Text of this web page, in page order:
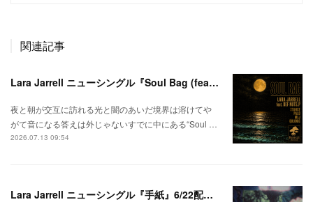
関連記事
Lara Jarrell ニューシングル『Soul Bag (feat. Def Nuts.p)』配信スタート！
夜と朝が交互に訪れる光と闇のあいだ境界は溶けてや
がて音になる答えは外じゃないすでに中にある“Soul …
2026.07.13 09:54
Lara Jarrell ニューシングル『手紙』6/22配信スタート！